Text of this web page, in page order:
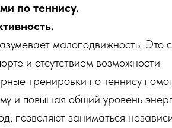
по теннису.
малоподвижность. Это
и отсутствием возможности
тренировки по теннису
и повышая общий уровень
позволяют заниматься